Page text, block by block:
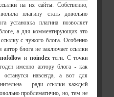
на их сайты. Собственно,
плагину стать довольно
установка плагина позволяет
а для комментирующих это
ссылку с чужого блога. Особенно
автор блога не заключает ссылки
nofollowи noindexтеги. С точки
именно автору блога - как
навсегда, а вот для
- ради ссылки каждый
проблематично, но, тем не